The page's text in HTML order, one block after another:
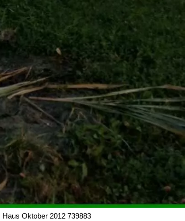
Oktober 2012 739883